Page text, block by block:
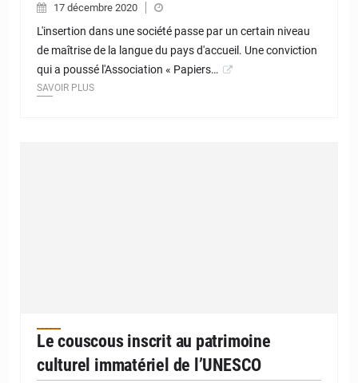
17 décembre 2020
L'insertion dans une société passe par un certain niveau
de maîtrise de la langue du pays d'accueil. Une conviction
qui a poussé l'Association « Papiers…
SAVOIR PLUS
Le couscous inscrit au patrimoine
culturel immatériel de l’UNESCO